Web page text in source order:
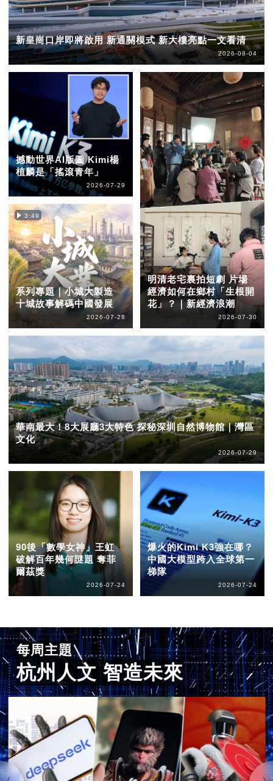
新皇崗口岸即將啟用 新通關模式 新大樓亮點一文看清
2026-08-04
撼動世界AI版圖 Kimi楊
植麟是「搖滾青年」
2026-07-29
3:49
系列專題｜小城大製造
十城故事解碼中國發展
2026-07-28
明清老宅裏拍短劇 片場
經濟如何在鄉村「生根開
花」？｜新經濟浪潮
2026-07-30
華南最大！8大展廳3大特色 探秘深圳自然博物館｜灣區
文化
2026-07-29
90後「數學女神」王虹
破解百年幾何謎題 奪菲
爾茲獎
2026-07-24
爆火的Kimi K3強在哪？
中國大模型跨入全球第一
梯隊
2026-07-24
每周主題
杭州人文 智造未來